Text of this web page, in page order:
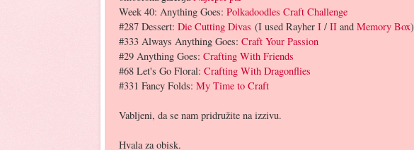
Week 40: Anything Goes: Polkadoodles Craft Challenge
#287 Dessert: Die Cutting Divas (I used Rayher I / II and Memory Box)
#333 Always Anything Goes: Craft Your Passion
#29 Anything Goes: Crafting With Friends
#68 Let's Go Floral: Crafting With Dragonflies
#331 Fancy Folds: My Time to Craft
Vabljeni, da se nam pridružite na izzivu.
Hvala za obisk.